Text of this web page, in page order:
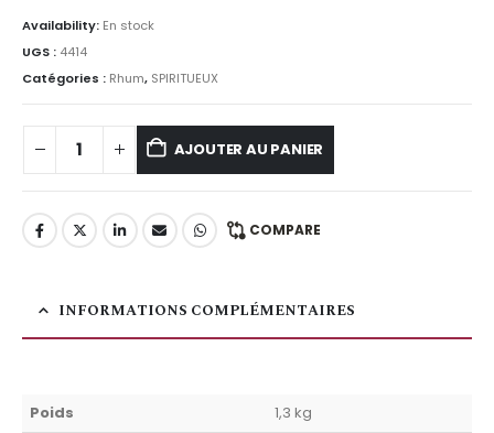
Availability: En stock
UGS : 4414
Catégories : Rhum, SPIRITUEUX
AJOUTER AU PANIER
COMPARE
INFORMATIONS COMPLÉMENTAIRES
Poids
1,3 kg